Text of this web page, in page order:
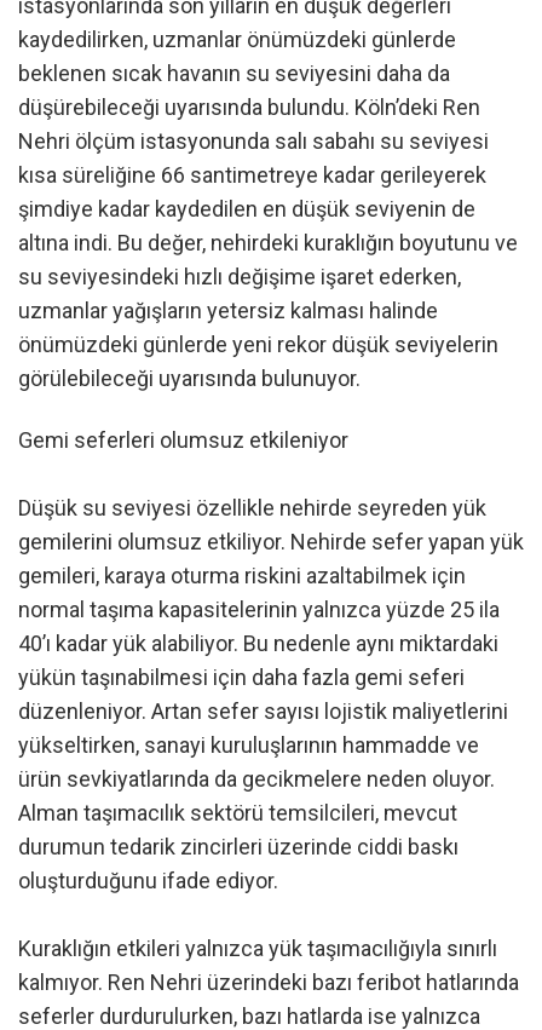
kaydedilirken, uzmanlar önümüzdeki günlerde
beklenen sıcak havanın su seviyesini daha da
düşürebileceği uyarısında bulundu. Köln’deki Ren
Nehri ölçüm istasyonunda salı sabahı su seviyesi
kısa süreliğine 66 santimetreye kadar gerileyerek
şimdiye kadar kaydedilen en düşük seviyenin de
altına indi. Bu değer, nehirdeki kuraklığın boyutunu ve
su seviyesindeki hızlı değişime işaret ederken,
uzmanlar yağışların yetersiz kalması halinde
önümüzdeki günlerde yeni rekor düşük seviyelerin
görülebileceği uyarısında bulunuyor.
Gemi seferleri olumsuz etkileniyor
Düşük su seviyesi özellikle nehirde seyreden yük
gemilerini olumsuz etkiliyor. Nehirde sefer yapan yük
gemileri, karaya oturma riskini azaltabilmek için
normal taşıma kapasitelerinin yalnızca yüzde 25 ila
40’ı kadar yük alabiliyor. Bu nedenle aynı miktardaki
yükün taşınabilmesi için daha fazla gemi seferi
düzenleniyor. Artan sefer sayısı lojistik maliyetlerini
yükseltirken, sanayi kuruluşlarının hammadde ve
ürün sevkiyatlarında da gecikmelere neden oluyor.
Alman taşımacılık sektörü temsilcileri, mevcut
durumun tedarik zincirleri üzerinde ciddi baskı
oluşturduğunu ifade ediyor.
Kuraklığın etkileri yalnızca yük taşımacılığıyla sınırlı
kalmıyor. Ren Nehri üzerindeki bazı feribot hatlarında
seferler durdurulurken, bazı hatlarda ise yalnızca